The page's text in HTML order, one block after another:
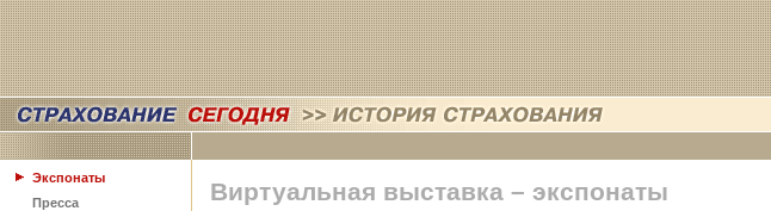
Экспонаты
Пресса
Виртуальная выставка – экспонаты